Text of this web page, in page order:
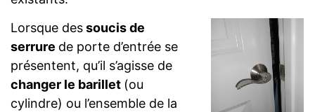
Lorsque dessoucis de
serrure de porte d’entrée se
présentent, qu’il s’agisse de
changer le barillet (ou
cylindre) ou l’ensemble de la